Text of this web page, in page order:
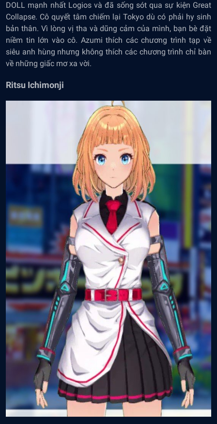
DOLL mạnh nhất Logios và đã sống sót qua sự kiện Great
Collapse. Cô quyết tâm chiếm lại Tokyo dù có phải hy sinh
bản thân. Vì lòng vị tha và dũng cảm của mình, bạn bè đặt
niềm tin lớn vào cô. Azumi thích các chương trình tạp về
siêu anh hùng nhưng không thích các chương trình chỉ bàn
về những giấc mơ xa vời.
Ritsu Ichimonji